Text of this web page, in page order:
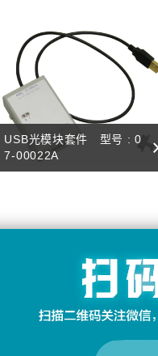
USB光模块套件 型号 : 0
7-00022A